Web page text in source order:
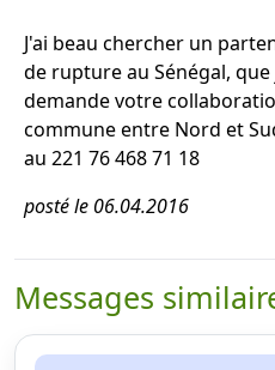
J'ai beau chercher un
de rupture au Sénégal,
demande votre
commune entre Nord et
au 221 76 468 71 18
posté le 06.04.2016
Messages